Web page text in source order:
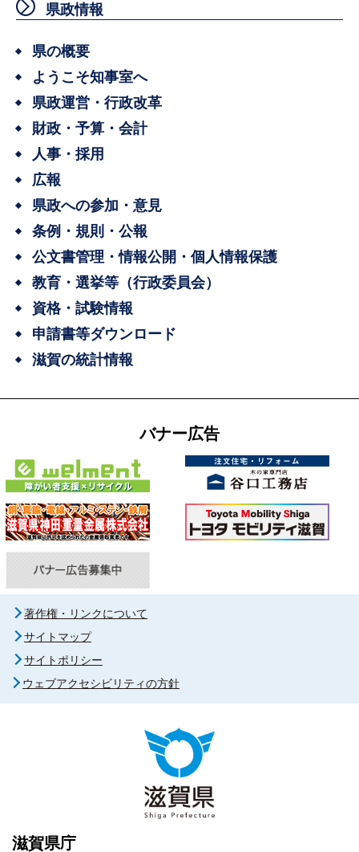
県政情報
県の概要
ようこそ知事室へ
県政運営・行政改革
財政・予算・会計
人事・採用
広報
県政への参加・意見
条例・規則・公報
公文書管理・情報公開・個人情報保護
教育・選挙等（行政委員会）
資格・試験情報
申請書等ダウンロード
滋賀の統計情報
バナー広告
著作権・リンクについて
サイトマップ
サイトポリシー
ウェブアクセシビリティの方針
滋賀県庁